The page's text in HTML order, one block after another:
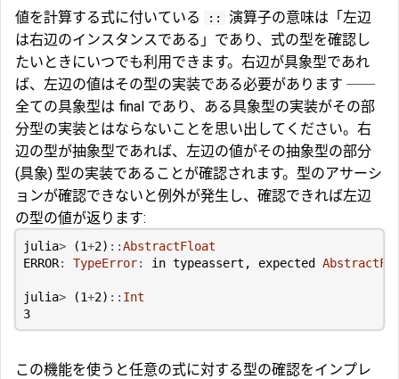
値を計算する式に付いている ::
演算子の意味は「左辺
は右辺のインスタンスである」であり、式の型を確認し
たいときにいつでも利用できます。右辺が具象型であれ
ば、左辺の値はその型の実装である必要があります ──
全ての具象型は final であり、ある具象型の実装がその部
分型の実装とはならないことを思い出してください。右
辺の型が抽象型であれば、左辺の値がその抽象型の部分
(具象) 型の実装であることが確認されます。型のアサーシ
ョンが確認できないと例外が発生し、確認できれば左辺
の型の値が返ります:
julia> (1+2) ::AbstractFloat
ERROR: TypeError: in typeassert , expected
julia> (1+2) :: Int
3
この機能を使うと任意の式に対する型の確認をインプレ